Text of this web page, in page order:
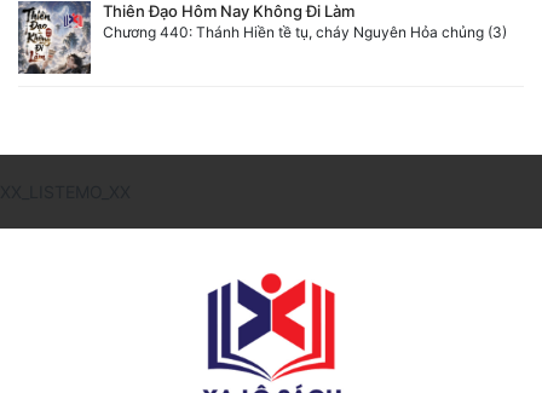
Thiên Đạo Hôm Nay Không Đi Làm
Chương 440: Thánh Hiền tề tụ, cháy Nguyên Hỏa chủng (3)